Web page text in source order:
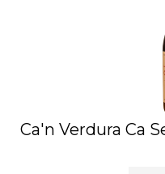
Ca'n Verdura Ca